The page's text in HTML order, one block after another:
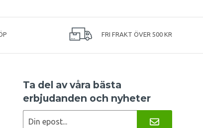
FRI FRAKT ÖVER 500 KR
Ta del av våra bästa
erbjudanden och nyheter